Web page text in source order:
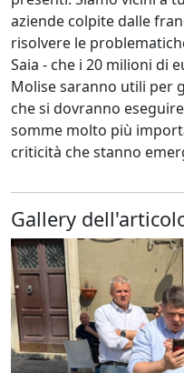
aziende colpite dalle
risolvere le
Saia - che i 20 milioni di
Molise saranno utili per
che si dovranno
somme molto più
criticità che stanno
Gallery